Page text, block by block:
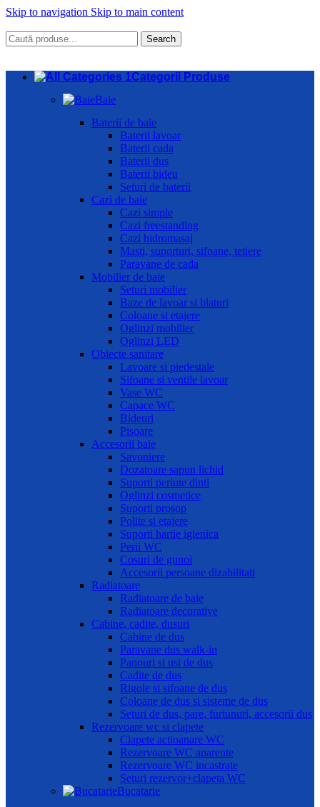
Skip to navigation Skip to main content
Search
Categorii Produse
Baie
Baterii de baie
Baterii lavoar
Baterii cada
Baterii dus
Baterii bideu
Seturi de baterii
Cazi de baie
Cazi simple
Cazi freestanding
Cazi hidromasaj
Masti, suporturi, sifoane, tetiere
Paravane de cada
Mobilier de baie
Seturi mobilier
Baze de lavoar si blaturi
Coloane si etajere
Oglinzi mobilier
Oglinzi LED
Obiecte sanitare
Lavoare si piedestale
Sifoane si ventile lavoar
Vase WC
Capace WC
Bideuri
Pisoare
Accesorii baie
Savoniere
Dozatoare sapun lichid
Suporti periute dinti
Oglinzi cosmetice
Suporti prosop
Polite si etajere
Suporti hartie igienica
Perii WC
Cosuri de gunoi
Accesorii persoane dizabilitati
Radiatoare
Radiatoare de baie
Radiatoare decorative
Cabine, cadite, dusuri
Cabine de dus
Paravane dus walk-in
Panouri si usi de dus
Cadite de dus
Rigole si sifoane de dus
Coloane de dus si sisteme de dus
Seturi de dus, pare, furtunuri, accesorii dus
Rezervoare wc si clapete
Clapete actioanare WC
Rezervoare WC aparente
Rezervoare WC incastrate
Seturi rezervor+clapeta WC
Bucatarie